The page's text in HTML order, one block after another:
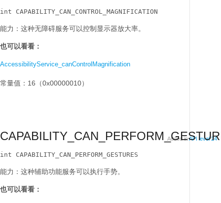
int CAPABILITY_CAN_CONTROL_MAGNIFICATION
能力：这种无障碍服务可以控制显示器放大率。
也可以看看：
AccessibilityService_canControlMagnification
常量值：16（0x00000010）
Added inAPI level 24
int CAPABILITY_CAN_PERFORM_GESTURES
能力：这种辅助功能服务可以执行手势。
也可以看看：